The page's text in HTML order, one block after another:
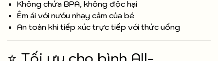
Không chứa BPA, không độc hại
Êm ái với nướu nhạy cảm của bé
An toàn khi tiếp xúc trực tiếp với thức uống